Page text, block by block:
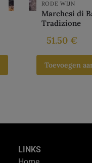
RODE WIJN
Marchesi di
Tradizione
51.50 €
Toevoegen
LINKS